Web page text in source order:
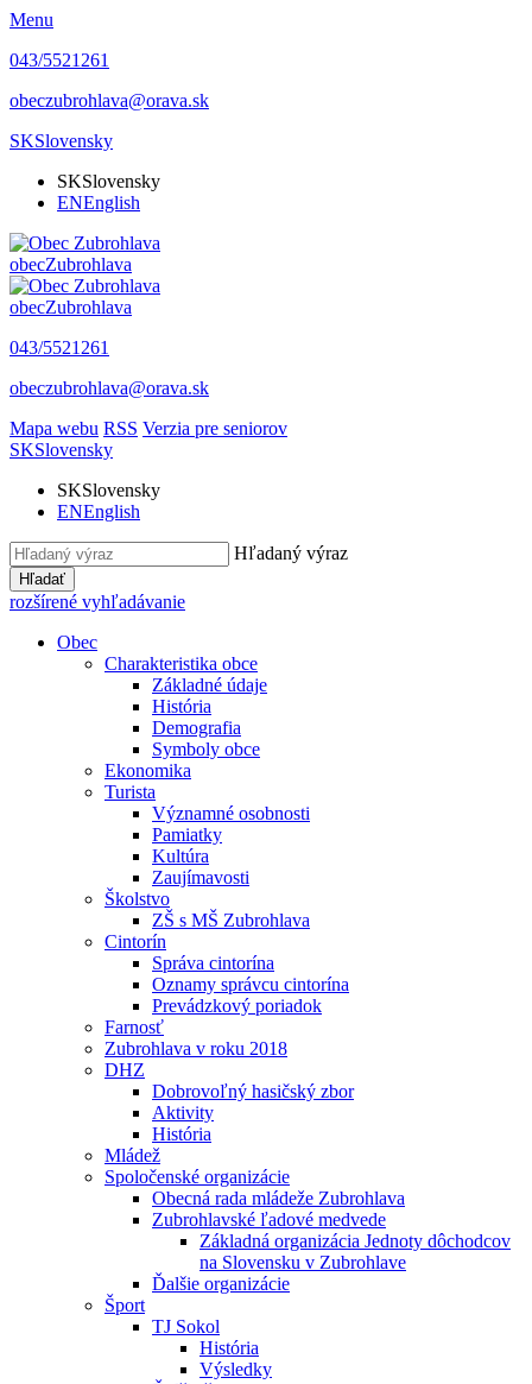
Menu
043/5521261
obeczubrohlava@orava.sk
SKSlovensky
SKSlovensky
ENEnglish
obecZubrohlava
obecZubrohlava
043/5521261
obeczubrohlava@orava.sk
Mapa webu RSS Verzia pre seniorov
SKSlovensky
SKSlovensky
ENEnglish
Hľadaný výraz
Hľadať
rozšírené vyhľadávanie
Obec
Charakteristika obce
Základné údaje
História
Demografia
Symboly obce
Ekonomika
Turista
Významné osobnosti
Pamiatky
Kultúra
Zaujímavosti
Školstvo
ZŠ s MŠ Zubrohlava
Cintorín
Správa cintorína
Oznamy správcu cintorína
Prevádzkový poriadok
Farnosť
Zubrohlava v roku 2018
DHZ
Dobrovoľný hasičský zbor
Aktivity
História
Mládež
Spoločenské organizácie
Obecná rada mládeže Zubrohlava
Zubrohlavské ľadové medvede
Základná organizácia Jednoty dôchodcov
na Slovensku v Zubrohlave
Ďalšie organizácie
Šport
TJ Sokol
História
Výsledky